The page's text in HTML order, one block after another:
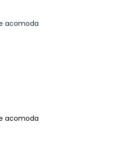
acomoda
acomoda